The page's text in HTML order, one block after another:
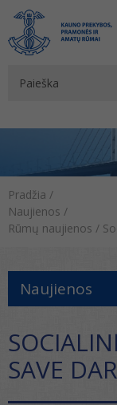
Pradžia /
Naujienos /
Rūmų naujienos /
Naujienos
SAVE